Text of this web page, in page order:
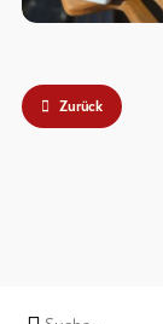
Zurück